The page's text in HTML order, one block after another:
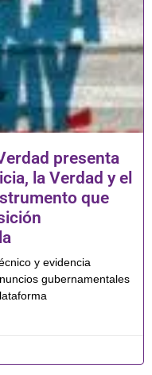
presenta
la Verdad y el
que
y evidencia
gubernamentales